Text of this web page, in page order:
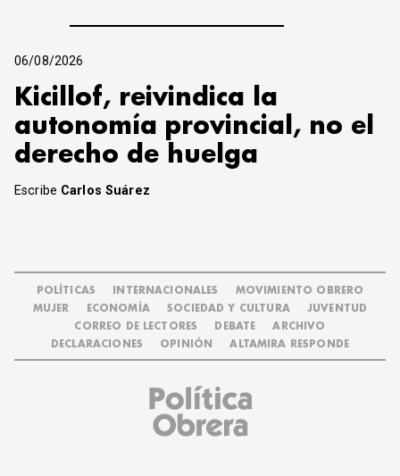
06/08/2026
Kicillof, reivindica la
autonomía provincial, no el
derecho de huelga
Escribe Carlos Suárez
POLÍTICAS INTERNACIONALES
MOVIMIENTO OBRERO
MUJER
ECONOMÍA SOCIEDAD Y CULTURA
JUVENTUD
CORREO DE LECTORES
DEBATE
ARCHIVO
DECLARACIONES
OPINIÓN ALTAMIRA RESPONDE